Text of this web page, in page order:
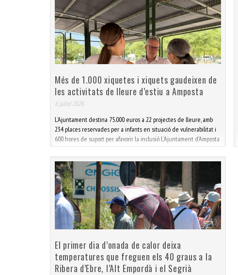
Generalita
Més de 1.000 xiquetes i xiquets gaudeixen de
les activitats de lleure d’estiu a Amposta
6 juliol 2026
L’Ajuntament destina 75.000 euros a 22 projectes de lleure, amb
234 places reservades per a infants en situació de vulnerabilitat i
600 hores de suport per afavorir la inclusió L’Ajuntament d’Amposta
impulsa aquest estiu una nova edició del model compartit
d’activitats de l
El primer dia d’onada de calor deixa
temperatures que freguen els 40 graus a la
Ribera d’Ebre, l’Alt Empordà i el Segrià